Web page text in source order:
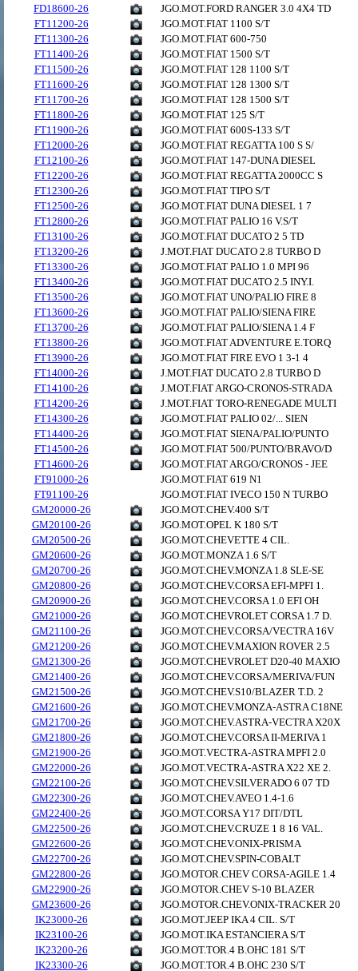
FD18600-26
JGO.MOT.FORD RANGER 3.0 4X4 TD
FT11200-26
JGO.MOT.FIAT 1100 S/T
FT11300-26
JGO.MOT.FIAT 600-750
FT11400-26
JGO.MOT.FIAT 1500 S/T
FT11500-26
JGO.MOT.FIAT 128 1100 S/T
FT11600-26
JGO.MOT.FIAT 128 1300 S/T
FT11700-26
JGO.MOT.FIAT 128 1500 S/T
FT11800-26
JGO.MOT.FIAT 125 S/T
FT11900-26
JGO.MOT.FIAT 600S-133 S/T
FT12000-26
JGO.MOT.FIAT REGATTA 100 S S/
FT12100-26
JGO.MOT.FIAT 147-DUNA DIESEL
FT12200-26
JGO.MOT.FIAT REGATTA 2000CC S
FT12300-26
JGO.MOT.FIAT TIPO S/T
FT12500-26
JGO.MOT.FIAT DUNA DIESEL 1 7
FT12800-26
JGO.MOT.FIAT PALIO 16 V.S/T
FT13100-26
JGO.MOT.FIAT DUCATO 2 5 TD
FT13200-26
J.MOT.FIAT DUCATO 2.8 TURBO D
FT13300-26
JGO.MOT.FIAT PALIO 1.0 MPI 96
FT13400-26
JGO.MOT.FIAT DUCATO 2.5 INY.I.
FT13500-26
JGO.MOT.FIAT UNO/PALIO FIRE 8
FT13600-26
JGO.MOT.FIAT PALIO/SIENA FIRE
FT13700-26
JGO.MOT.FIAT PALIO/SIENA 1.4 F
FT13800-26
JGO.MOT.FIAT ADVENTURE E.TORQ
FT13900-26
JGO.MOT.FIAT FIRE EVO 1 3-1 4
FT14000-26
J.MOT.FIAT DUCATO 2.8 TURBO D
FT14100-26
J.MOT.FIAT ARGO-CRONOS-STRADA
FT14200-26
J.MOT.FIAT TORO-RENEGADE MULTI
FT14300-26
JGO.MOT.FIAT PALIO 02/... SIEN
FT14400-26
JGO.MOT.FIAT SIENA/PALIO/PUNTO
FT14500-26
JGO.MOT.FIAT 500/PUNTO/BRAVO/D
FT14600-26
JGO.MOT.FIAT ARGO/CRONOS - JEE
FT91000-26
JGO.MOT.FIAT 619 N1
FT91100-26
JGO.MOT.FIAT IVECO 150 N TURBO
GM20000-26
JGO.MOT.CHEV.400 S/T
GM20100-26
JGO.MOT.OPEL K 180 S/T
GM20500-26
JGO.MOT.CHEVETTE 4 CIL.
GM20600-26
JGO.MOT.MONZA 1.6 S/T
GM20700-26
JGO.MOT.CHEV.MONZA 1.8 SLE-SE
GM20800-26
JGO.MOT.CHEV.CORSA EFI-MPFI 1.
GM20900-26
JGO.MOT.CHEV.CORSA 1.0 EFI OH
GM21000-26
JGO.MOT.CHEVROLET CORSA 1.7 D.
GM21100-26
JGO.MOT.CHEV.CORSA/VECTRA 16V
GM21200-26
JGO.MOT.CHEV.MAXION ROVER 2.5
GM21300-26
JGO.MOT.CHEVROLET D20-40 MAXIO
GM21400-26
JGO.MOT.CHEV.CORSA/MERIVA/FUN
GM21500-26
JGO.MOT.CHEV.S10/BLAZER T.D. 2
GM21600-26
JGO.MOT.CHEV.MONZA-ASTRA C18NE
GM21700-26
JGO.MOT.CHEV.ASTRA-VECTRA X20X
GM21800-26
JGO.MOT.CHEV.CORSA II-MERIVA 1
GM21900-26
JGO.MOT.VECTRA-ASTRA MPFI 2.0
GM22000-26
JGO.MOT.VECTRA-ASTRA X22 XE 2.
GM22100-26
JGO.MOT.CHEV.SILVERADO 6 07 TD
GM22300-26
JGO.MOT.CHEV.AVEO 1.4-1.6
GM22400-26
JGO.MOT.CORSA Y17 DIT/DTL
GM22500-26
JGO.MOT.CHEV.CRUZE 1 8 16 VAL.
GM22600-26
JGO.MOT.CHEV.ONIX-PRISMA
GM22700-26
JGO.MOT.CHEV.SPIN-COBALT
GM22800-26
JGO.MOTOR.CHEV CORSA-AGILE 1.4
GM22900-26
JGO.MOTOR.CHEV S-10 BLAZER
GM23600-26
JGO.MOTOR.CHEV.ONIX-TRACKER 20
IK23000-26
JGO.MOT.JEEP IKA 4 CIL. S/T
IK23100-26
JGO.MOT.IKA ESTANCIERA S/T
IK23200-26
JGO.MOT.TOR.4 B.OHC 181 S/T
IK23300-26
JGO.MOT.TOR.4 B.OHC 230 S/T